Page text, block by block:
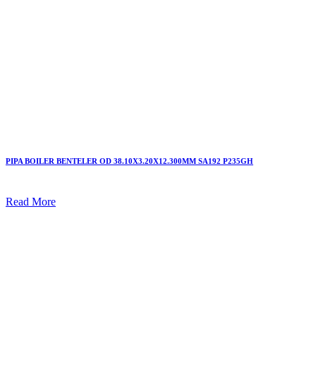
PIPA BOILER BENTELER OD 38.10X3.20X12.300MM SA192 P235GH
Read More